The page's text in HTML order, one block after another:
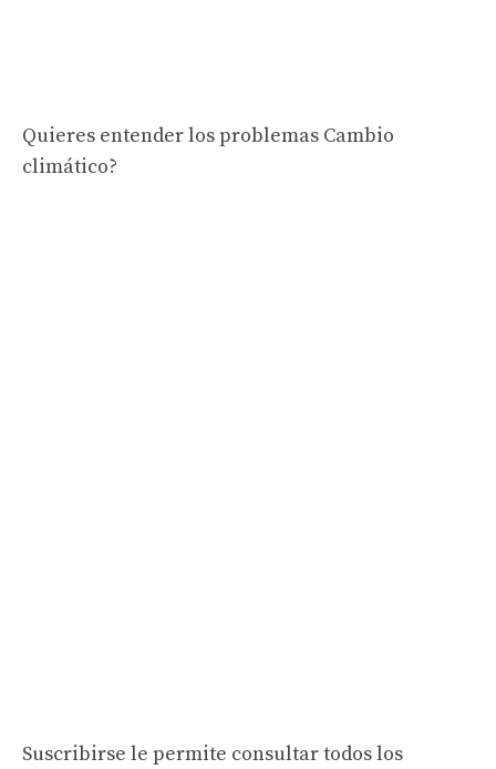
Quieres entender los problemas Cambio
climático?
Suscribirse le permite consultar todos los